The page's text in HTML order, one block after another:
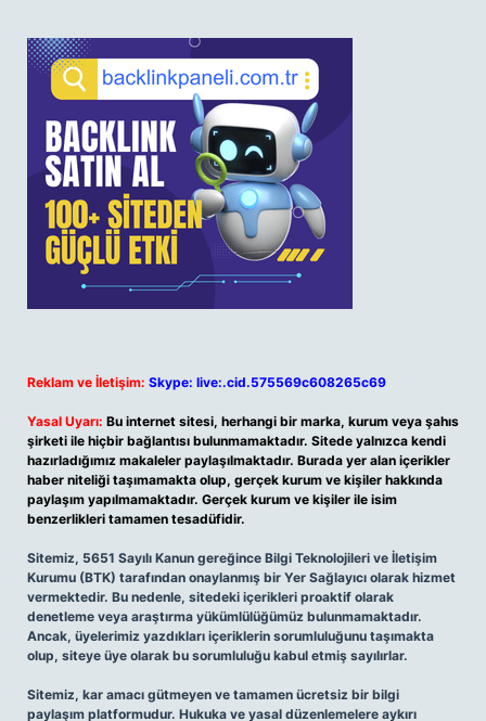
Reklam ve İletişim: Skype: live:.cid.575569c608265c69
Yasal Uyarı: Bu internet sitesi, herhangi bir marka, kurum veya şahıs
şirketi ile hiçbir bağlantısı bulunmamaktadır. Sitede yalnızca kendi
hazırladığımız makaleler paylaşılmaktadır. Burada yer alan içerikler
haber niteliği taşımamakta olup, gerçek kurum ve kişiler hakkında
paylaşım yapılmamaktadır. Gerçek kurum ve kişiler ile isim
benzerlikleri tamamen tesadüfidir.
Sitemiz, 5651 Sayılı Kanun gereğince Bilgi Teknolojileri ve İletişim
Kurumu (BTK) tarafından onaylanmış bir Yer Sağlayıcı olarak hizmet
vermektedir. Bu nedenle, sitedeki içerikleri proaktif olarak
denetleme veya araştırma yükümlülüğümüz bulunmamaktadır.
Ancak, üyelerimiz yazdıkları içeriklerin sorumluluğunu taşımakta
olup, siteye üye olarak bu sorumluluğu kabul etmiş sayılırlar.
Sitemiz, kar amacı gütmeyen ve tamamen ücretsiz bir bilgi
paylaşım platformudur. Hukuka ve yasal düzenlemelere aykırı